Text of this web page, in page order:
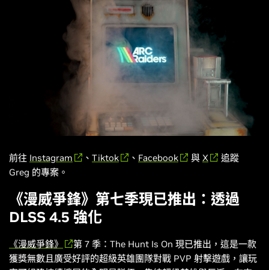
前往 Instagram 、 Tiktok 、 Facebook 與 X
追蹤
Greg 的專案。
《漫威爭鋒》第七季現已推出：透過
DLSS 4.5 強化
《漫威爭鋒》
第 7 季：The Hunt Is On 現已推出，這是一款
獲獎無數且廣受好評的超級英雄團隊對戰 PVP 射擊遊戲，讓玩